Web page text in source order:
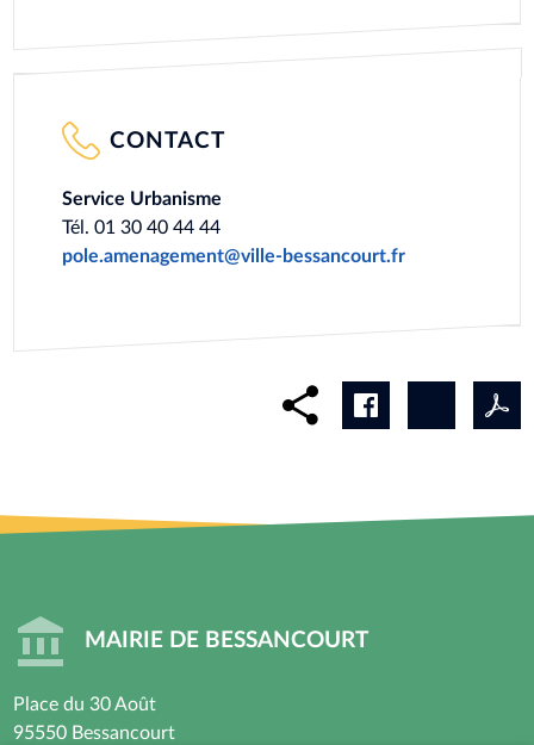
CONTACT
Service Urbanisme
Tél. 01 30 40 44 44
pole.amenagement@ville-bessancourt.fr
MAIRIE DE BESSANCOURT
Place du 30 Août
95550 Bessancourt